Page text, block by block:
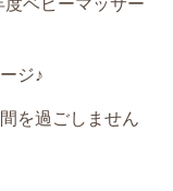
ベビーマッサー
ジ♪
を過ごしません